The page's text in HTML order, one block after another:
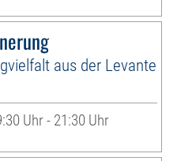
aus der Levante
Uhr - 21:30 Uhr